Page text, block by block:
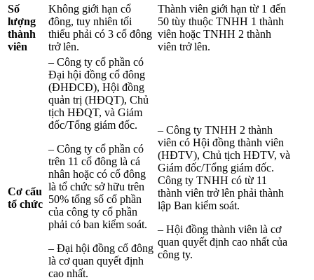
Số
lượng
thành
viên
Không giới hạn cổ
đông, tuy nhiên tối
thiểu phải có 3 cổ đông
trở lên.
Thành viên giới hạn từ 1 đến
50 tùy thuộc TNHH 1 thành
viên hoặc TNHH 2 thành
viên trở lên.
Cơ cấu
tổ chức
– Công ty cổ phần có
Đại hội đồng cổ đông
(ĐHĐCĐ), Hội đồng
quản trị (HĐQT), Chủ
tịch HĐQT, và Giám
đốc/Tổng giám đốc.
– Công ty cổ phần có
trên 11 cổ đông là cá
nhân hoặc có cổ đông
là tổ chức sở hữu trên
50% tổng số cổ phần
của công ty cổ phần
phải có ban kiểm soát.
– Đại hội đồng cổ đông
là cơ quan quyết định
cao nhất.
– Công ty TNHH 2 thành
viên có Hội đồng thành viên
(HĐTV), Chủ tịch HĐTV, và
Giám đốc/Tổng giám đốc.
Công ty TNHH có từ 11
thành viên trở lên phải thành
lập Ban kiểm soát.
– Hội đồng thành viên là cơ
quan quyết định cao nhất của
công ty.